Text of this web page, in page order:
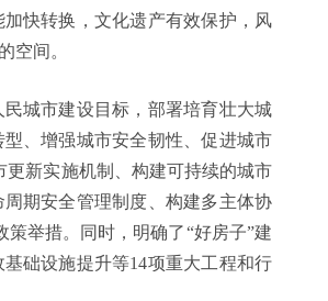
快转换，文化遗产有效保护，风
空间。
城市建设目标，部署培育壮大城
、增强城市安全韧性、促进城市
新实施机制、构建可持续的城市
期安全管理制度、构建多主体协
举措。同时，明确了“好房子”建
础设施提升等14项重大工程和行